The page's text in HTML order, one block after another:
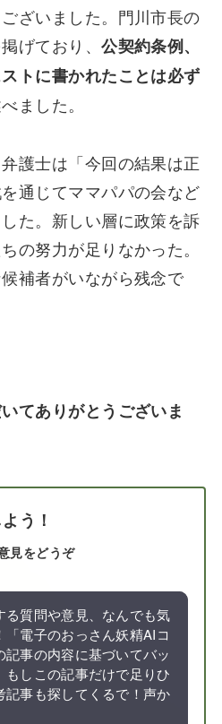
ざいました。門川市長の
げており、公契約条例、
トに書かれたことは必ず
ました。
護士は「今回の結果は正
通じてママパパの会など
た。新しい層に政策を訴
の努力が足りなかった。
補者がいながら残念で
てありがとうございま
う！
見をどうぞ
る質問や意見、なんでも気
「電子のおっさん妖精AIコ
記事の内容に基づいてバッ
もしこの記事だけで足りひ
記事も探してくるで！声か